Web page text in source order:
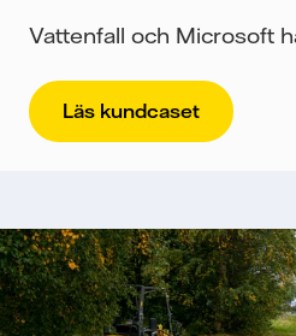
Vattenfall och Microsoft
Läs kundcaset